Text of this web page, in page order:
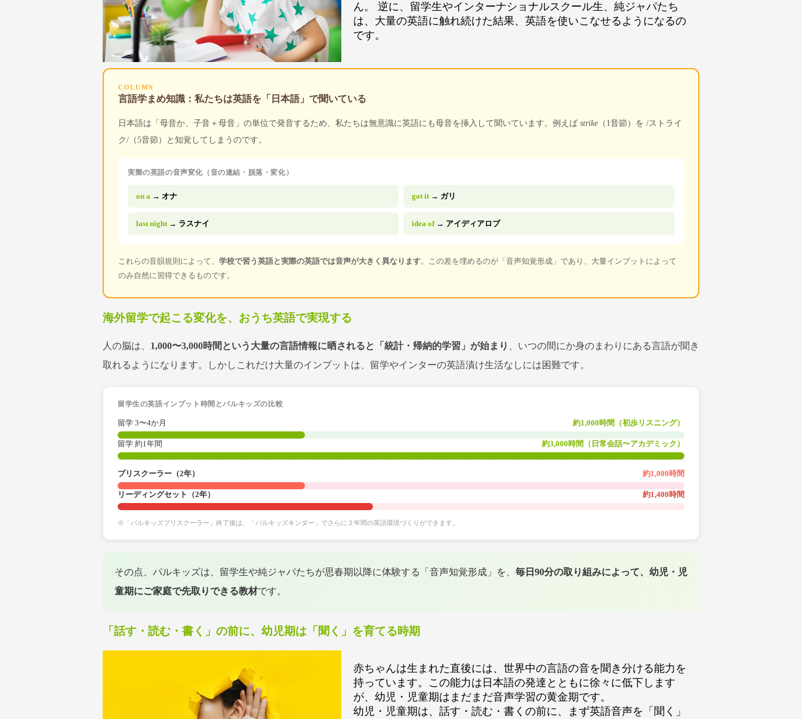
ん。 逆に、留学生やインターナショナルスクール生、純ジャパたち
は、大量の英語に触れ続けた結果、英語を使いこなせるようになるの
です。
COLUMN
言語学まめ知識：私たちは英語を「日本語」で聞いている
日本語は「母音か、子音＋母音」の単位で発音するため、私たちは無意識に英語にも母音を挿入して聞いています。例えば strike （1音節）を /ストライ
ク/（5音節）と知覚してしまうのです。
実際の英語の音声変化（音の連結・脱落・変化）
on a → オナ got it → ガリ
last night → ラスナイ idea of→ アイディアロブ
これらの音韻規則によって、 学校で習う英語と実際の英語では音声が大きく異なります。この差を埋めるのが「音声知覚形成」であり、大量インプットによって
のみ自然に習得できるものです。
海外留学で起こる変化を、おうち英語で実現する
人の脳は、 1,000〜3,000時間という大量の言語情報に晒されると「統計・帰納的学習」が始まり
、いつの間にか身のまわりにある言語が聞き
取れるようになります。しかしこれだけ大量のインプットは、留学やインターの英語漬け生活なしには困難です。
留学生の英語インプット時間とパルキッズの比較
留学 3〜4か月 約1,000時間（初歩リスニング）
留学 約1年間 約3,000時間（日常会話〜アカデミック）
プリスクーラー（2年） 約1,000時間
リーディングセット（2年） 約1,400時間
※「パルキッズプリスクーラー」終了後は、「パルキッズキンダー」でさらに２年間の英語環境づくりができます。
その点、パルキッズは、留学生や純ジャパたちが思春期以降に体験する「音声知覚形成」を、 毎日90分の取り組みによって、幼児・児
童期にご家庭で先取りできる教材です。
「話す・読む・書く」の前に、幼児期は「聞く」を育てる時期
赤ちゃんは生まれた直後には、世界中の言語の音を聞き分ける能力を
持っています。この能力は日本語の発達とともに徐々に低下します
が、幼児・児童期はまだまだ音声学習の黄金期です。
幼児・児童期は、話す・読む・書くの前に、まず英語音声を「聞く」